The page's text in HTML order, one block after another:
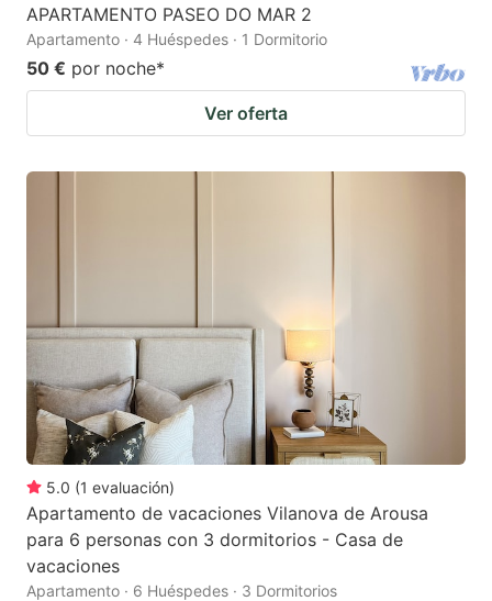
APARTAMENTO PASEO DO MAR 2
Apartamento · 4 Huéspedes · 1 Dormitorio
50 € por noche*
Ver oferta
5.0 (1 evaluación)
Apartamento de vacaciones Vilanova de Arousa
para 6 personas con 3 dormitorios - Casa de
vacaciones
Apartamento · 6 Huéspedes · 3 Dormitorios